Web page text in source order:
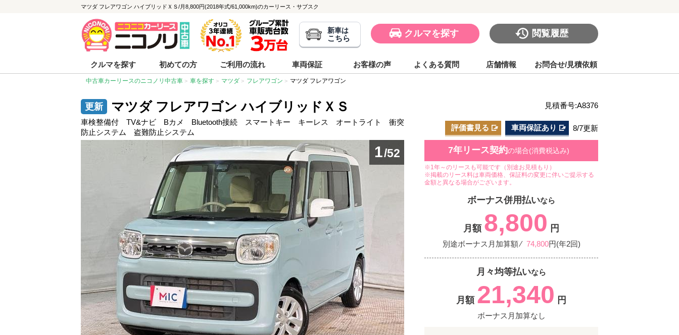
マツダ フレアワゴン ハイブリッドＸＳ/月8,800円(2018年式/61,000km)のカーリース・サブスク
新車は
こちら クルマを探す 閲覧履歴
クルマを探す 初めての方 ご利用の流れ 車両保証 お客様の声 よくある質問 店舗情報 お問合せ/見積依頼
中古車カーリースのニコノリ中古車 車を探す マツダ フレアワゴン マツダ フレアワゴン
マツダ フレアワゴン ハイブリッドＸＳ
見積番号:A8376
車検整備付 TV&ナビ Bカメ Bluetooth接続 スマートキー キーレス オートライト 衝突
防止システム 盗難防止システム
評価書見る 車両保証あり 8/7更新
1/52 7年リース契約の場合(消費税込み)
※1年～のリースも可能です（別途お見積もり）
※掲載のリース料は車両価格、保証料の変更に伴いご提示する
金額と異なる場合がございます。
ボーナス併用払いなら
月額 8,800 円
別途ボーナス月加算額 ⁄ 74,800円(年2回)
月々均等払いなら
月額 21,340 円
ボーナス月加算なし